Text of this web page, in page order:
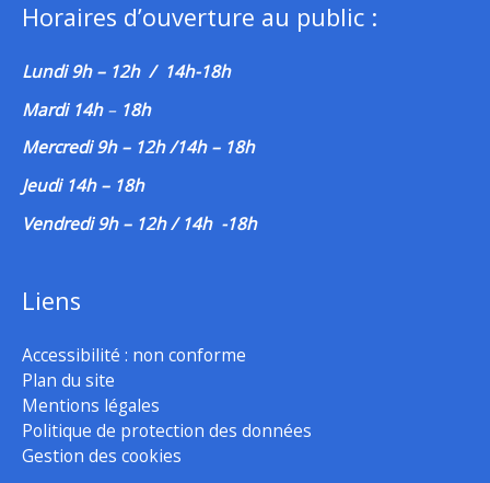
Horaires d’ouverture au public :
Lundi 9h – 12h / 14h-18h
Mardi 14h– 18h
Mercredi 9h – 12h /14h – 18h
Jeudi 14h – 18h
Vendredi 9h – 12h / 14h -18h
Liens
Accessibilité : non conforme
Plan du site
Mentions légales
Politique de protection des données
Gestion des cookies